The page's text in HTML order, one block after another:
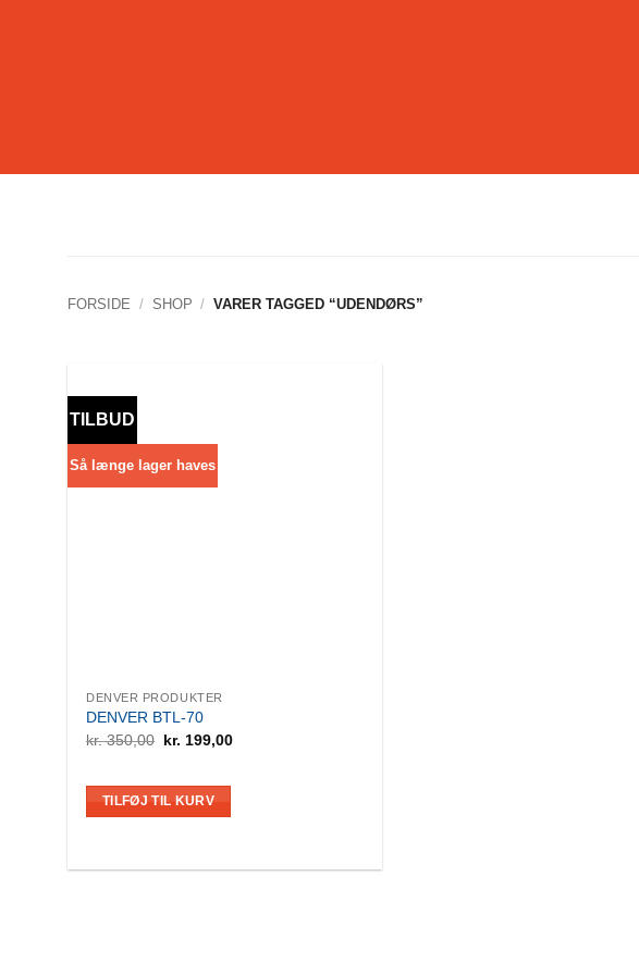
FORSIDE / SHOP / VARER TAGGED “UDENDØRS”
TILBUD
Så længe lager haves
DENVER PRODUKTER
DENVER BTL-70
kr.350,00 Den
oprindelige
var:
kr. 350,00.
kr. 199,00Den
TILFØJ TIL KURV